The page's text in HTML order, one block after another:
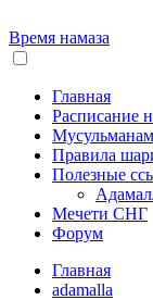
Время намаза
Главная
Расписание
Мусульманам
Правила
Полезные
Мечети СНГ
Форум
Главная
adamalla